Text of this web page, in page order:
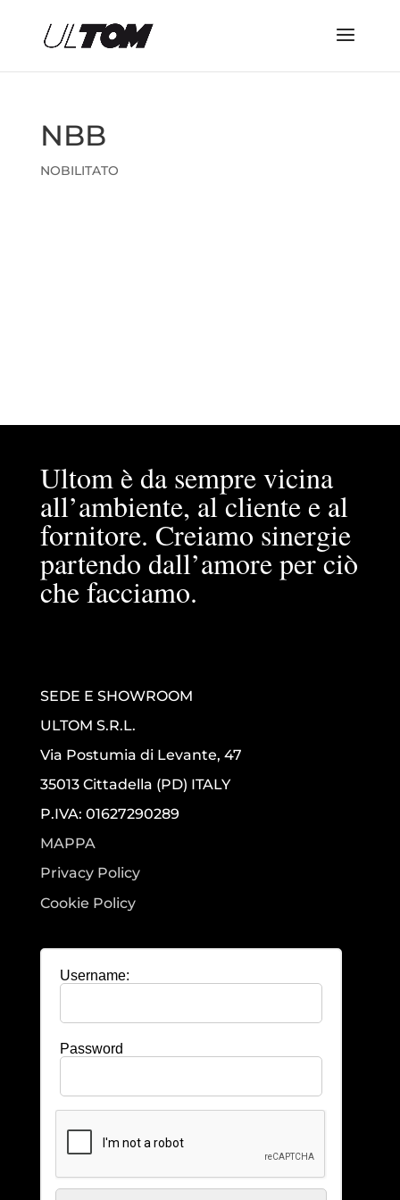
NBB
NOBILITATO
Ultom è da sempre vicina
all’ambiente, al cliente e al
fornitore. Creiamo sinergie
partendo dall’amore per ciò
che facciamo.
SEDE E SHOWROOM
ULTOM S.R.L.
Via Postumia di Levante, 47
35013 Cittadella (PD) ITALY
P.IVA: 01627290289
MAPPA
Privacy Policy
Cookie Policy
Username:
Password